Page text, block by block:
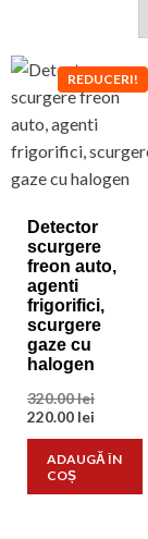
REDUCERI!
Detector
scurgere
freon auto,
agenti
frigorifici,
scurgere
gaze cu
halogen
320.00leiPrețul
a
fost:
220.00 lei
curent
este:
ADAUGĂ ÎN
COȘ